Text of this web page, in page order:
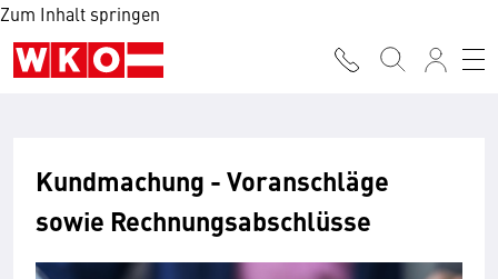
Zum Inhalt springen
Kundmachung - Voranschläge
sowie Rechnungsabschlüsse